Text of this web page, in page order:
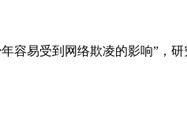
容易受到网络欺凌的影响”，